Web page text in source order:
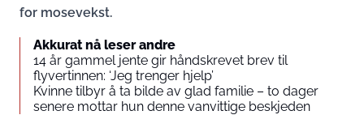
for mosevekst.
Akkurat nå leser andre
14 år gammel jente gir håndskrevet brev til
flyvertinnen: ‘Jeg trenger hjelp’
Kvinne tilbyr å ta bilde av glad familie – to dager
senere mottar hun denne vanvittige beskjeden